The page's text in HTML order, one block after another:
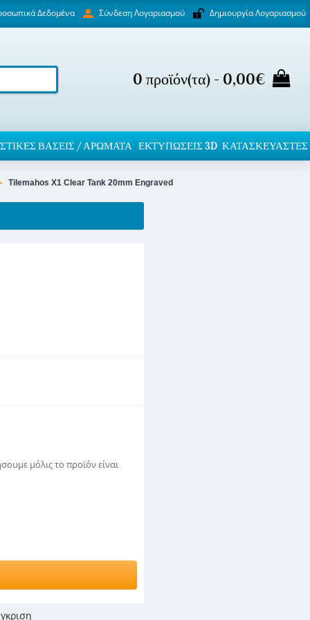
Δεδομένα Σύνδεση Λογαριασμού Δημιουργία Λογαριασμού
0 προϊόν(τα) - 0,00€
ΒΆΣΕΙΣ / ΑΡΏΜΑΤΑ ΕΚΤΥΠΏΣΕΙΣ 3D ΚΑΤΑΣΚΕΥΑΣΤΕΣ
Tilemahos X1 Clear Tank 20mm Engraved
μόλις το προϊόν είναι